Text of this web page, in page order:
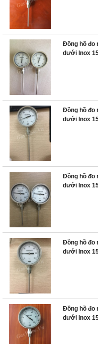
Đồng hồ đo
dưới Inox
Đồng hồ đo
dưới Inox
Đồng hồ đo
dưới Inox
Đồng hồ đo
dưới Inox
Đồng hồ đo
dưới Inox